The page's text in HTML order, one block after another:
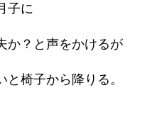
子に
か？と声をかけるが
椅子から降りる。